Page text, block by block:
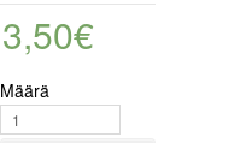
3,50€
Määrä